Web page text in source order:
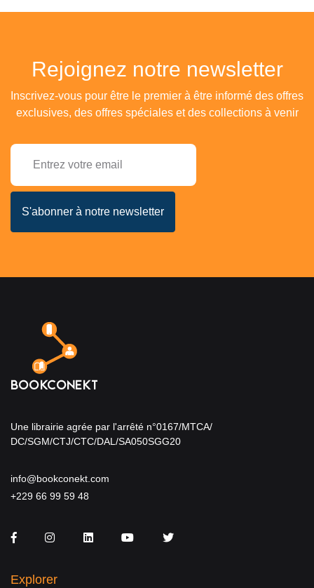
Rejoignez notre newsletter
Inscrivez-vous pour être le premier à être informé des offres
exclusives, des offres spéciales et des collections à venir
Une librairie agrée par l'arrêté n°0167/MTCA/
DC/SGM/CTJ/CTC/DAL/SA050SGG20
info@bookconekt.com
+229 66 99 59 48
FacebookInstagramLinkedInYou TubeTwitter
Explorer